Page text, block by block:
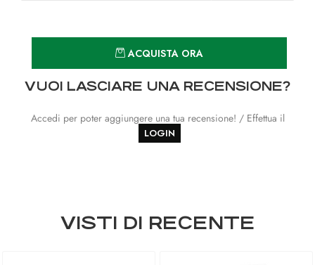
ACQUISTA ORA
VUOI LASCIARE UNA RECENSIONE?
Accedi per poter aggiungere una tua recensione! / Effettua il
LOGIN
VISTI DI RECENTE